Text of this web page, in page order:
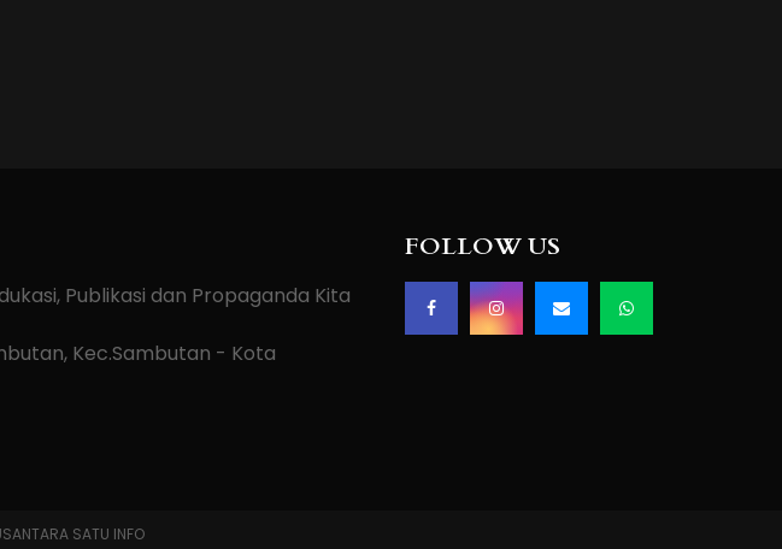
Publikasi dan Propaganda Kita
Kec.Sambutan - Kota
FOLLOW US
SATU INFO